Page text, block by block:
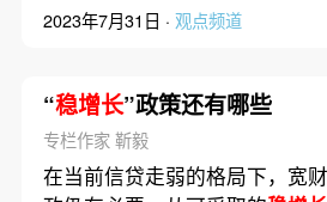
2023年7月31日 · 观点频道
“稳增长”政策还有哪些
专栏作家 靳毅
在当前信贷走弱的格局下，宽财